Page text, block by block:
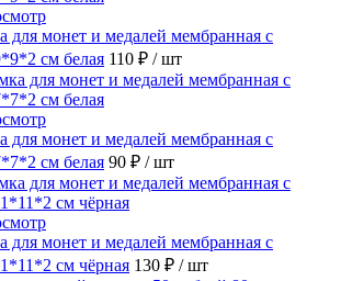
для монет и медалей мембранная с
см белая 110 ₽ / шт
для монет и медалей мембранная с
см белая 90 ₽ / шт
для монет и медалей мембранная с
см чёрная 130 ₽ / шт